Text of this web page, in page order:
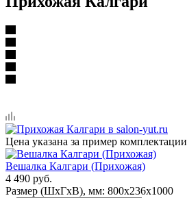
Цена указана за пример комплектации
Вешалка Калгари (Прихожая)
4 490 руб.
Размер (ШхГхВ), мм: 800х236х1000